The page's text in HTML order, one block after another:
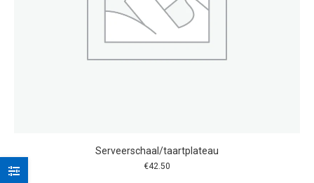
Serveerschaal/taartplateau
€42.50